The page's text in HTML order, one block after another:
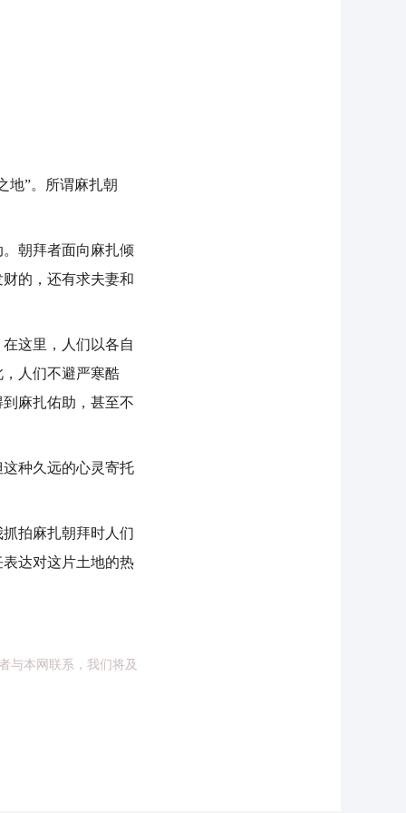
”。所谓麻扎朝
朝拜者面向麻扎倾
的，还有求夫妻和
这里，人们以各自
人们不避严寒酷
麻扎佑助，甚至不
种久远的心灵寄托
拍麻扎朝拜时人们
达对这片土地的热
与本网联系，我们将及